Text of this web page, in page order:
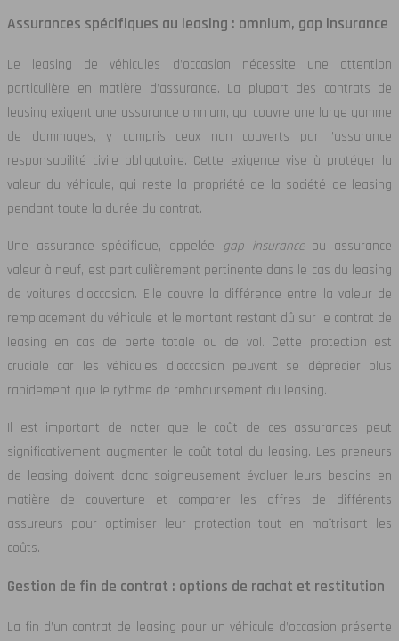
Assurances spécifiques au leasing : omnium, gap insurance
Le leasing de véhicules d’occasion nécessite une attention
particulière en matière d’assurance. La plupart des contrats de
leasing exigent une assurance omnium, qui couvre une large gamme
de dommages, y compris ceux non couverts par l’assurance
responsabilité civile obligatoire. Cette exigence vise à protéger la
valeur du véhicule, qui reste la propriété de la société de leasing
pendant toute la durée du contrat.
Une assurance spécifique, appelée gap insuranceou assurance
valeur à neuf, est particulièrement pertinente dans le cas du leasing
de voitures d’occasion. Elle couvre la différence entre la valeur de
remplacement du véhicule et le montant restant dû sur le contrat de
leasing en cas de perte totale ou de vol. Cette protection est
cruciale car les véhicules d’occasion peuvent se déprécier plus
rapidement que le rythme de remboursement du leasing.
Il est important de noter que le coût de ces assurances peut
significativement augmenter le coût total du leasing. Les preneurs
de leasing doivent donc soigneusement évaluer leurs besoins en
matière de couverture et comparer les offres de différents
assureurs pour optimiser leur protection tout en maîtrisant les
coûts.
Gestion de fin de contrat : options de rachat et restitution
La fin d’un contrat de leasing pour un véhicule d’occasion présente